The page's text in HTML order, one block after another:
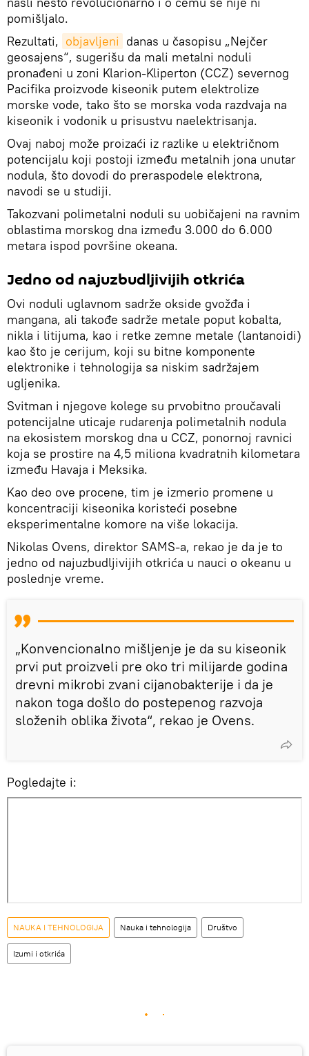
pomišljalo.
Rezultati, objavljeni danas u časopisu „Nejčer
geosajens“, sugerišu da mali metalni noduli
pronađeni u zoni Klarion-Kliperton (CCZ) severnog
Pacifika proizvode kiseonik putem elektrolize
morske vode, tako što se morska voda razdvaja na
kiseonik i vodonik u prisustvu naelektrisanja.
Ovaj naboj može proizaći iz razlike u električnom
potencijalu koji postoji između metalnih jona unutar
nodula, što dovodi do preraspodele elektrona,
navodi se u studiji.
Takozvani polimetalni noduli su uobičajeni na ravnim
oblastima morskog dna između 3.000 do 6.000
metara ispod površine okeana.
Jedno od najuzbudljivijih otkrića
Ovi noduli uglavnom sadrže okside gvožđa i
mangana, ali takođe sadrže metale poput kobalta,
nikla i litijuma, kao i retke zemne metale (lantanoidi)
kao što je cerijum, koji su bitne komponente
elektronike i tehnologija sa niskim sadržajem
ugljenika.
Svitman i njegove kolege su prvobitno proučavali
potencijalne uticaje rudarenja polimetalnih nodula
na ekosistem morskog dna u CCZ, ponornoj ravnici
koja se prostire na 4,5 miliona kvadratnih kilometara
između Havaja i Meksika.
Kao deo ove procene, tim je izmerio promene u
koncentraciji kiseonika koristeći posebne
eksperimentalne komore na više lokacija.
Nikolas Ovens, direktor SAMS-a, rekao je da je to
jedno od najuzbudljivijih otkrića u nauci o okeanu u
poslednje vreme.
„Konvencionalno mišljenje je da su kiseonik
prvi put proizveli pre oko tri milijarde godina
drevni mikrobi zvani cijanobakterije i da je
nakon toga došlo do postepenog razvoja
složenih oblika života“, rekao je Ovens.
Pogledajte i:
NAUKA I TEHNOLOGIJA Nauka i tehnologija Društvo
Izumi i otkrića